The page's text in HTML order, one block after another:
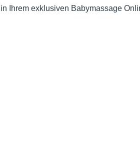
Ihrem exklusiven Babymassage